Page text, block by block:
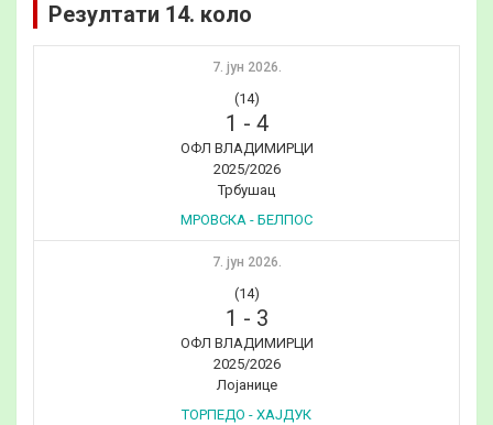
Резултати 14. коло
7. јун 2026.
(14)
1 - 4
ОФЛ ВЛАДИМИРЦИ
2025/2026
Трбушац
МРОВСКА - БЕЛПОС
7. јун 2026.
(14)
1 - 3
ОФЛ ВЛАДИМИРЦИ
2025/2026
Лојанице
ТОРПЕДО - ХАЈДУК